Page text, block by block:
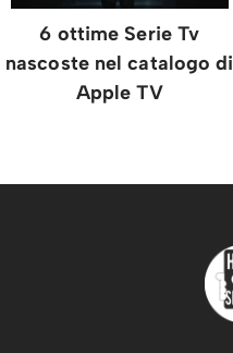
6 ottime Serie Tv
nascoste nel catalogo di
Apple TV